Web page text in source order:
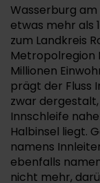
Wasserburg
etwas mehr als
zum Landkreis
Metropolregion
Millionen
prägt der Fluss
zwar
Innschleife
Halbinsel liegt.
namens
ebenfalls
nicht mehr,